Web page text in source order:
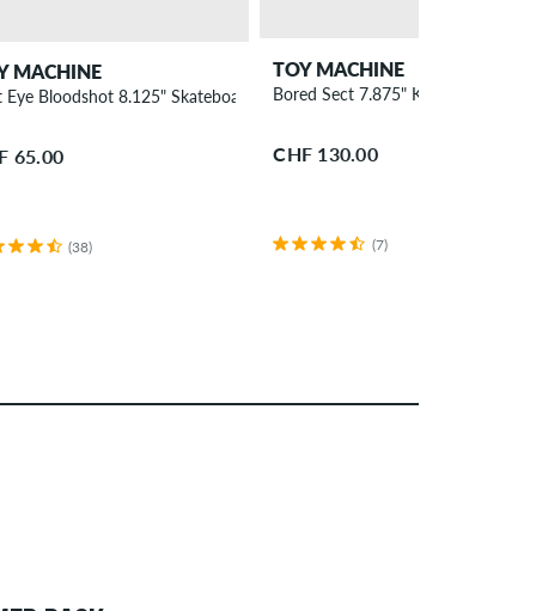
MACHINE
Eye Bloodshot 8.125" Skateboard Deck
65.00
(38)
TOY MACHINE
Bored Sect 7.875" Komplettboard
CHF 130.00
(7)